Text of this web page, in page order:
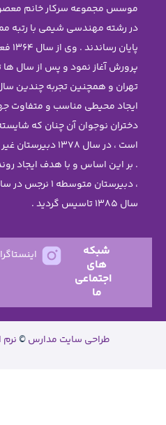
جاویدی تحصیلات خود را
ممتاز علمی در دانشگاه تهران به
پایان رساندند . وی از سال 1364 فعالیت خود را در آموزش و
ها تدریس در دبیرستان های برتر
سال مدیریت موفق ، با هدف
جهت کشف استعداد های برتر
ی دانش آموزان برتر و نخبه
1378 دبیرستان غیر دولتی نرجس را تاسیس نمود
روند آموزشی پیوسته و هدفمند
، دبیرستان متوسطه 1 نرجس در سال 1383 و دبستان نرجس در
نرم افزار مدارس همکلاسی